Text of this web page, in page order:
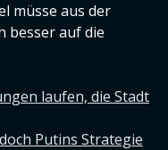
müsse aus der
besser auf die
laufen, die Stadt
Putins Strategie